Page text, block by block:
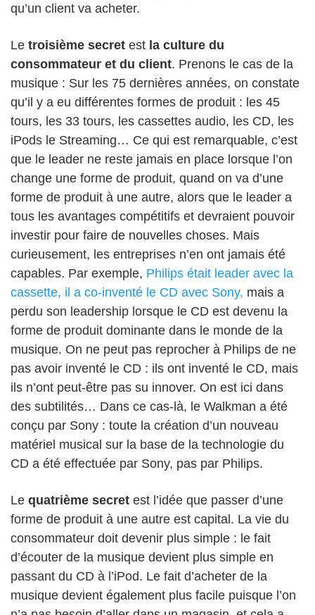
qu’un client va acheter.
Le troisième secret est la culture du
consommateur et du client. Prenons le cas de la
musique : Sur les 75 dernières années, on constate
qu’il y a eu différentes formes de produit : les 45
tours, les 33 tours, les cassettes audio, les CD, les
iPods le Streaming… Ce qui est remarquable, c’est
que le leader ne reste jamais en place lorsque l’on
change une forme de produit, quand on va d’une
forme de produit à une autre, alors que le leader a
tous les avantages compétitifs et devraient pouvoir
investir pour faire de nouvelles choses. Mais
curieusement, les entreprises n’en ont jamais été
capables. Par exemple, Philips était leader avec la
cassette, il a co-inventé le CD avec Sony, mais a
perdu son leadership lorsque le CD est devenu la
forme de produit dominante dans le monde de la
musique. On ne peut pas reprocher à Philips de ne
pas avoir inventé le CD : ils ont inventé le CD, mais
ils n’ont peut-être pas su innover. On est ici dans
des subtilités… Dans ce cas-là, le Walkman a été
conçu par Sony : toute la création d’un nouveau
matériel musical sur la base de la technologie du
CD a été effectuée par Sony, pas par Philips.
Le quatrième secret est l’idée que passer d’une
forme de produit à une autre est capital. La vie du
consommateur doit devenir plus simple : le fait
d’écouter de la musique devient plus simple en
passant du CD à l’iPod. Le fait d’acheter de la
musique devient également plus facile puisque l’on